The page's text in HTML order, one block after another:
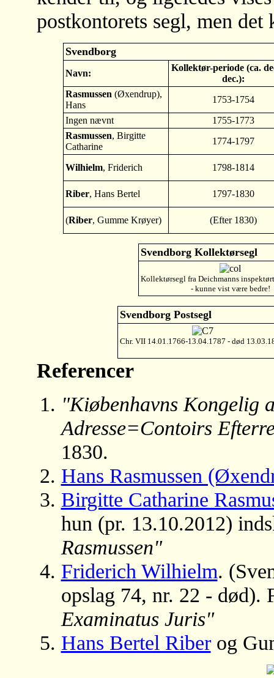
postkontorets segl, men
Svendborg
Navn:
Kollektør-periode (ca.
dec.):
Rasmussen (Øxendrup),
Hans
1753-1754
Ingen nævnt
1755-1773
Rasmussen, Birgitte
Catharine
1774-1797
Wilhielm, Friderich 1798-1814
Riber, Hans Bertel 1797-1830
(Riber, Gumme Krøyer) (Efter 1830)
Svendborg Kollektørsegl
Kollektørsegl fra Deichmanns
- kunne vist være bedre!
Svendborg Postsegl
Chr. VII 14.01.1766-13.04.1787 - død
Referencer
"Kiøbenhavns Kongelig
Adresse=Contoirs
1830.
Hans Rasmussen
Birgitte Catharine
hun (pr. 13.10.2012)
Rasmussen"
Friderich Wilhielm.
opslag 74, nr. 22 - død).
Examinatus Juris"
Hans Bertel Riberog